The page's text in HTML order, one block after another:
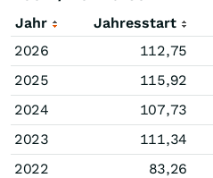
Jahr Jahresstart
2026
112,75
2025
115,92
2024
107,73
2023
111,34
2022
83,26